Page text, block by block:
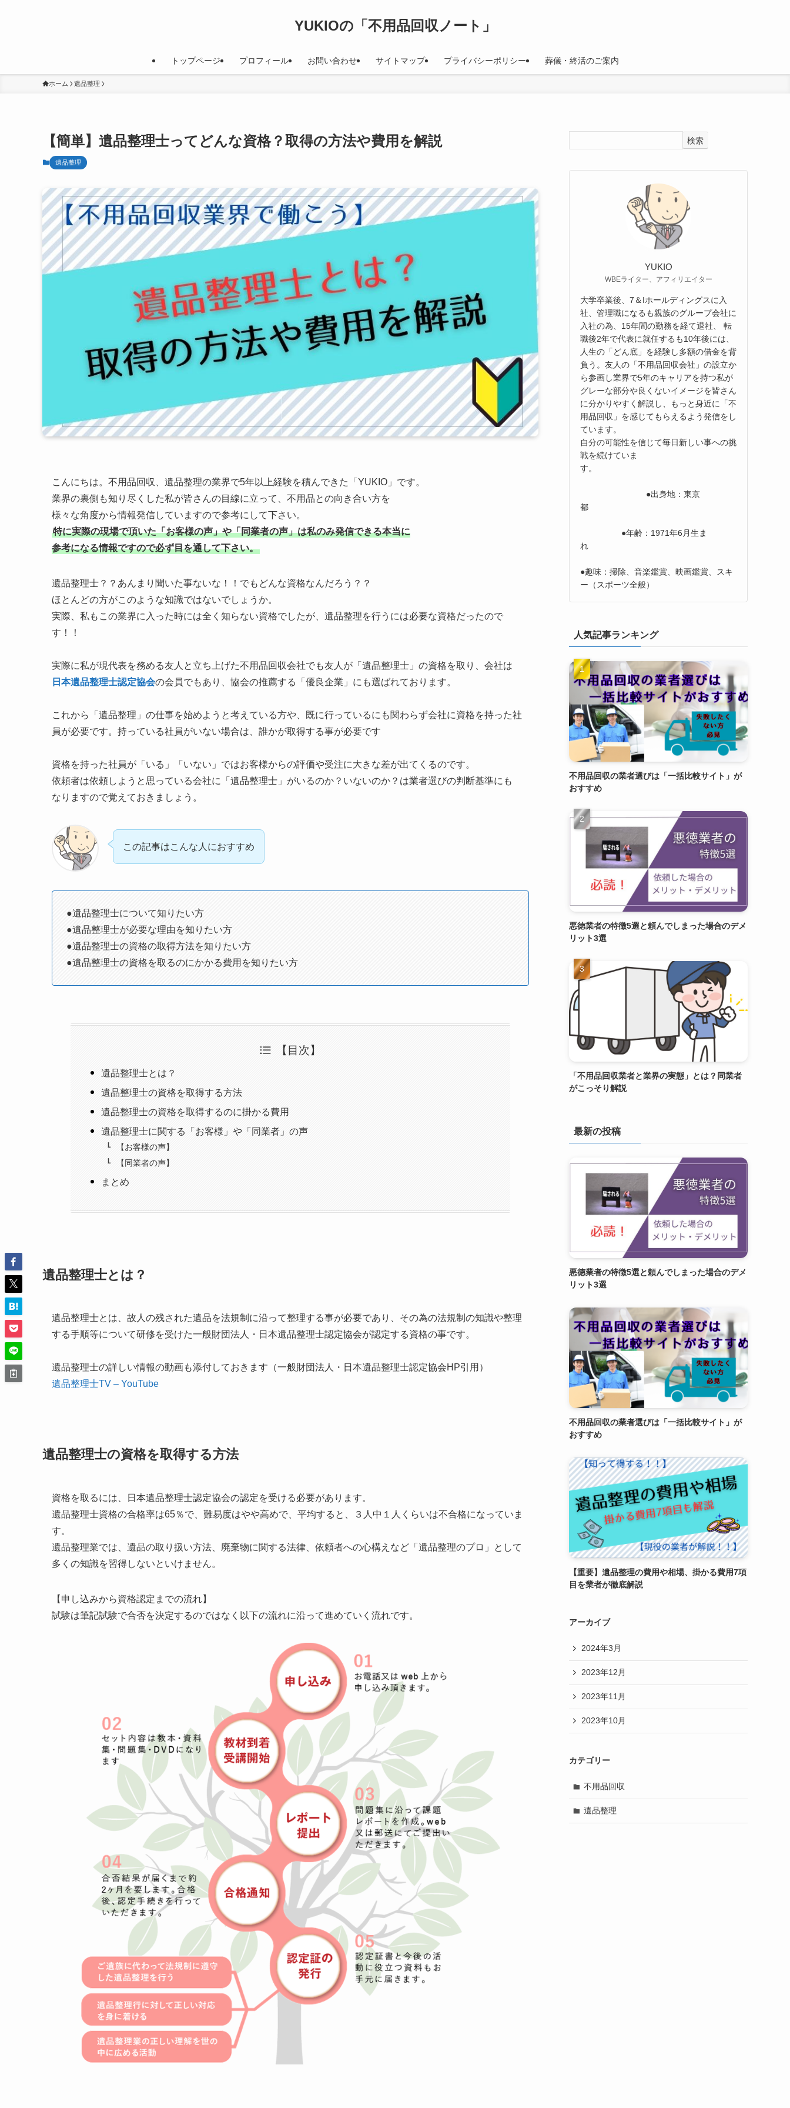
YUKIOの「不用品回収ノート」
トップページ プロフィール お問い合わせ サイトマップ プライバシーポリシー 葬儀・終活のご案内
ホーム 遺品整理
【簡単】遺品整理士ってどんな資格？取得の方法や費用を解説
遺品整理
こんにちは。不用品回収、遺品整理の業界で5年以上経験を積んできた「YUKIO」です。
業界の裏側も知り尽くした私が皆さんの目線に立って、不用品との向き合い方を
様々な角度から情報発信していますので参考にして下さい。
特に実際の現場で頂いた「お客様の声」や「同業者の声」は私のみ発信できる本当に
参考になる情報ですので必ず目を通して下さい。
遺品整理士？？あんまり聞いた事ないな！！でもどんな資格なんだろう？？
ほとんどの方がこのような知識ではないでしょうか。
実際、私もこの業界に入った時には全く知らない資格でしたが、遺品整理を行うには必要な資格だったので
す！！
実際に私が現代表を務める友人と立ち上げた不用品回収会社でも友人が「遺品整理士」の資格を取り、会社は
日本遺品整理士認定協会の会員でもあり、協会の推薦する「優良企業」にも選ばれております。
これから「遺品整理」の仕事を始めようと考えている方や、既に行っているにも関わらず会社に資格を持った社
員が必要です。持っている社員がいない場合は、誰かが取得する事が必要です
資格を持った社員が「いる」「いない」ではお客様からの評価や受注に大きな差が出てくるのです。
依頼者は依頼しようと思っている会社に「遺品整理士」がいるのか？いないのか？は業者選びの判断基準にも
なりますので覚えておきましょう。
この記事はこんな人におすすめ
●遺品整理士について知りたい方
●遺品整理士が必要な理由を知りたい方
●遺品整理士の資格の取得方法を知りたい方
●遺品整理士の資格を取るのにかかる費用を知りたい方
【目次】
遺品整理士とは？
遺品整理士の資格を取得する方法
遺品整理士の資格を取得するのに掛かる費用
遺品整理士に関する「お客様」や「同業者」の声
【お客様の声】
【同業者の声】
まとめ
遺品整理士とは？
遺品整理士とは、故人の残された遺品を法規制に沿って整理する事が必要であり、その為の法規制の知識や整理
する手順等について研修を受けた一般財団法人・日本遺品整理士認定協会が認定する資格の事です。
遺品整理士の詳しい情報の動画も添付しておきます（一般財団法人・日本遺品整理士認定協会HP引用）
遺品整理士TV – YouTube
遺品整理士の資格を取得する方法
資格を取るには、日本遺品整理士認定協会の認定を受ける必要があります。
遺品整理士資格の合格率は65％で、難易度はやや高めで、平均すると、３人中１人くらいは不合格になっていま
す。
遺品整理業では、遺品の取り扱い方法、廃棄物に関する法律、依頼者への心構えなど「遺品整理のプロ」として
多くの知識を習得しないといけません。
【申し込みから資格認定までの流れ】
試験は筆記試験で合否を決定するのではなく以下の流れに沿って進めていく流れです。
検索
YUKIO
WBEライター、アフィリエイター
大学卒業後、7＆Iホールディングスに入
社、管理職になるも親族のグループ会社に
入社の為、15年間の勤務を経て退社、 転
職後2年で代表に就任するも10年後には、
人生の「どん底」を経験し多額の借金を背
負う。友人の「不用品回収会社」の設立か
ら参画し業界で5年のキャリアを持つ私が
グレーな部分や良くないイメージを皆さん
に分かりやすく解説し、もっと身近に「不
用品回収」を感じてもらえるよう発信をし
ています。
自分の可能性を信じて毎日新しい事への挑
戦を続けていま
す。
●出身地：東京
都
●年齢：1971年6月生ま
れ
●趣味：掃除、音楽鑑賞、映画鑑賞、スキ
ー（スポーツ全般）
人気記事ランキング
不用品回収の業者選びは「一括比較サイト」が
おすすめ
悪徳業者の特徴5選と頼んでしまった場合のデメ
リット3選
「不用品回収業者と業界の実態」とは？同業者
がこっそり解説
最新の投稿
悪徳業者の特徴5選と頼んでしまった場合のデメ
リット3選
不用品回収の業者選びは「一括比較サイト」が
おすすめ
【重要】遺品整理の費用や相場、掛かる費用7項
目を業者が徹底解説
アーカイブ
2024年3月
2023年12月
2023年11月
2023年10月
カテゴリー
不用品回収
遺品整理